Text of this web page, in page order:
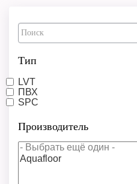
Тип
LVT
ПВХ
SPC
Производитель